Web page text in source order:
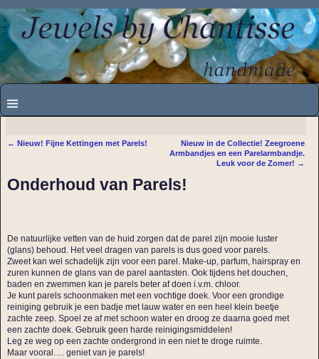
← Nieuw! Fijne Kettingen met Parels!
Nieuw in de Collectie! Zeegroene
Armbandjes en een Parelarmbandje.
Leuk voor de Zomer! →
Onderhoud van Parels!
De natuurlijke vetten van de huid zorgen dat de parel zijn mooie luster
(glans) behoud. Het veel dragen van parels is dus goed voor parels.
Zweet kan wel schadelijk zijn voor een parel. Make-up, parfum, hairspray en
zuren kunnen de glans van de parel aantasten. Ook tijdens het douchen,
baden en zwemmen kan je parels beter af doen i.v.m. chloor.
Je kunt parels schoonmaken met een vochtige doek. Voor een grondige
reiniging gebruik je een badje met lauw water en een heel klein beetje
zachte zeep. Spoel ze af met schoon water en droog ze daarna goed met
een zachte doek. Gebruik geen harde reinigingsmiddelen!
Leg ze weg op een zachte ondergrond in een niet te droge ruimte.
Maar vooral…. geniet van je parels!